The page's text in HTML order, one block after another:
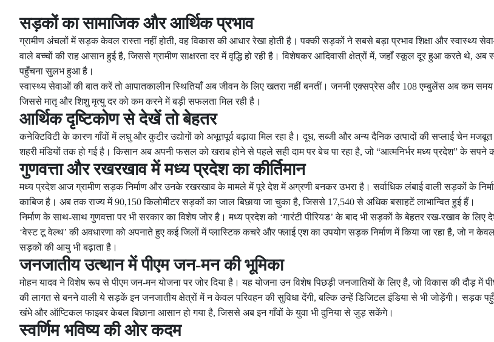
सड़कों का सामाजिक और आर्थिक प्रभाव
ग्रामीण अंचलों में सड़क केवल रास्ता नहीं होती, वह विकास की आधार रेखा होती है। पक्की सड़कों ने सबसे बड़ा प्रभाव शिक्षा और स्वास्थ्य
वाले बच्चों की राह आसान हुई है, जिससे ग्रामीण साक्षरता दर में वृद्धि हो रही है। विशेषकर आदिवासी क्षेत्रों में, जहाँ स्कूल दूर हुआ करते थे,
पहुँचना सुलभ हुआ है।
स्वास्थ्य सेवाओं की बात करें तो आपातकालीन स्थितियाँ अब जीवन के लिए खतरा नहीं बनतीं। जननी एक्सप्रेस और 108 एम्बुलेंस अब कम समय
जिससे मातृ और शिशु मृत्यु दर को कम करने में बड़ी सफलता मिल रही है।
आर्थिक दृष्टिकोण से देखें तो बेहतर
कनेक्टिविटी के कारण गाँवों में लघु और कुटीर उद्योगों को अभूतपूर्व बढ़ावा मिल रहा है। दूध, सब्जी और अन्य दैनिक उत्पादों की सप्लाई चेन मजबूत
शहरी मंडियों तक हो गई है। किसान अब अपनी फसल को खराब होने से पहले सही दाम पर बेच पा रहा है, जो “आत्मनिर्भर मध्य प्रदेश” के सपने
गुणवत्ता और रखरखाव में मध्य प्रदेश का कीर्तिमान
मध्य प्रदेश आज ग्रामीण सड़क निर्माण और उनके रखरखाव के मामले में पूरे देश में अग्रणी बनकर उभरा है। सर्वाधिक लंबाई वाली सड़कों के
काबिज है। अब तक राज्य में 90,150 किलोमीटर सड़कों का जाल बिछाया जा चुका है, जिससे 17,540 से अधिक बसाहटें लाभान्वित हुई हैं।
निर्माण के साथ-साथ गुणवत्ता पर भी सरकार का विशेष जोर है। मध्य प्रदेश को ‘गारंटी पीरियड’ के बाद भी सड़कों के बेहतर रख-रखाव के लिए
‘वेस्ट टू वेल्थ’ की अवधारणा को अपनाते हुए कई जिलों में प्लास्टिक कचरे और फ्लाई एश का उपयोग सड़क निर्माण में किया जा रहा है, जो न
सड़कों की आयु भी बढ़ाता है।
जनजातीय उत्थान में पीएम जन-मन की भूमिका
मोहन यादव ने विशेष रूप से पीएम जन-मन योजना पर जोर दिया है। यह योजना उन विशेष पिछड़ी जनजातियों के लिए है, जो विकास की दौड़ में
की लागत से बनने वाली ये सड़कें इन जनजातीय क्षेत्रों में न केवल परिवहन की सुविधा देंगी, बल्कि उन्हें डिजिटल इंडिया से भी जोड़ेंगी। सड़क
खंभे और ऑप्टिकल फाइबर केबल बिछाना आसान हो गया है, जिससे अब इन गाँवों के युवा भी दुनिया से जुड़ सकेंगे।
स्वर्णिम भविष्य की ओर कदम